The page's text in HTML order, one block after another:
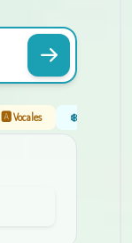
🅰️ Vocales ❄️ Invierno